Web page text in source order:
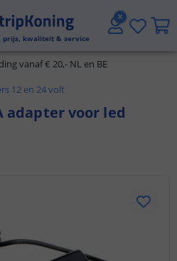
prijs, kwaliteit & service
jaar garantie
vanaf € 20,- NL en BE
9.1
12 en 24 volt
adapter voor led